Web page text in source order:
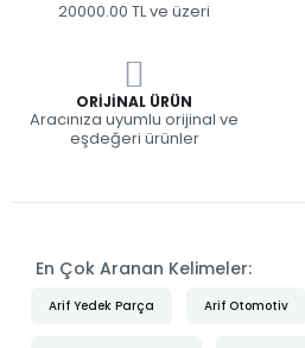
20000.00 TL ve üzeri
ORIJINAL ÜRÜN
Aracınıza uyumlu orijinal ve
eşdeğeri ürünler
En Çok Aranan Kelimeler:
Arif Yedek Parça Arif Otomotiv